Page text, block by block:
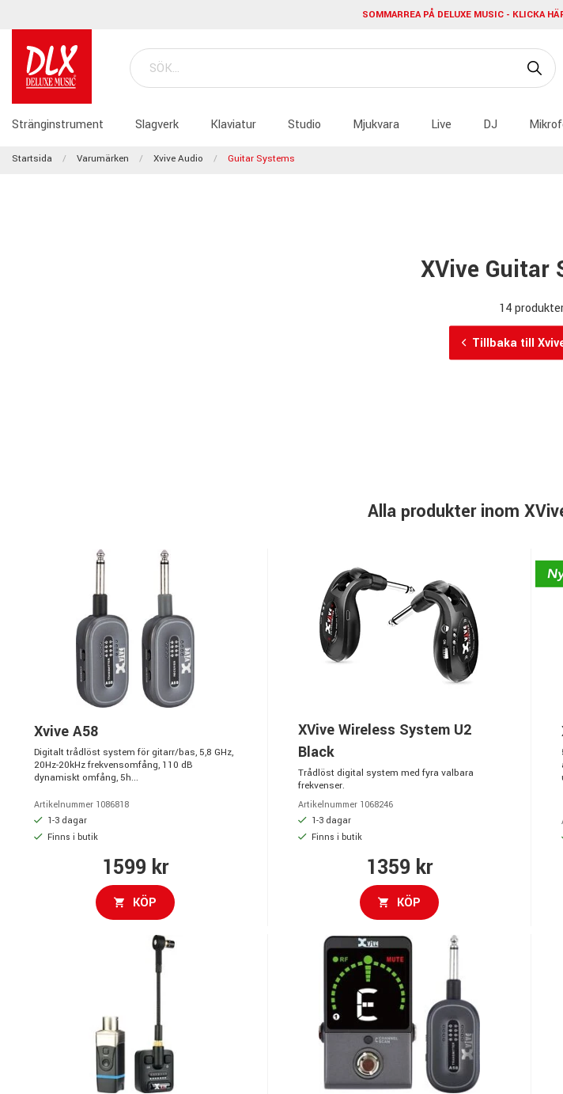
SOMMARREA PÅ DELUXE MUSIC - KLICKA
Stränginstrument Slagverk Klaviatur Studio Mjukvara Live DJ
Startsida Varumärken Xvive Audio Guitar Systems
XVive Guitar
14
Tillbaka till
Alla produkter inom
Xvive A58
Digitalt trådlöst system för gitarr/bas, 5,8 GHz,
20Hz-20kHz frekvensomfång, 110 dB
dynamiskt omfång, 5h...
Artikelnummer 1086818
1-3 dagar
Finns i butik
1599 kr
KÖP
XVive Wireless System U2
Black
Trådlöst digital system med fyra valbara
frekvenser.
Artikelnummer 1068246
1-3 dagar
Finns i butik
1359 kr
KÖP